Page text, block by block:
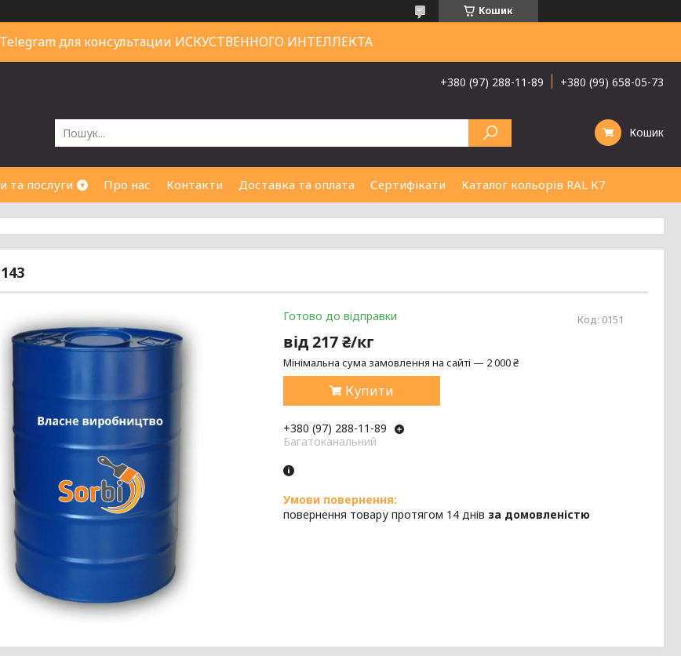
Кошик
для консультации ИСКУСТВЕННОГО ИНТЕЛЛЕКТА
+380 (97) 288-11-89 +380 (99) 658-05-73
Кошик
та послуги Про нас Контакти Доставка та оплата Сертифікати Каталог кольорів RAL K7
Готово до відправки Код: 0151
від217 ₴/кг
Мінімальна сума замовлення на сайті — 2 000 ₴
Купити
+380 (97) 288-11-89
Багатоканальний
повернення товару протягом 14 днів за домовленістю